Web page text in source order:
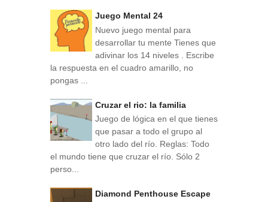
Juego Mental 24
Nuevo juego mental para
desarrollar tu mente Tienes que
adivinar los 14 niveles . Escribe
la respuesta en el cuadro amarillo, no
pongas ...
Cruzar el rio: la familia
Juego de lógica en el que tienes
que pasar a todo el grupo al
otro lado del río. Reglas: Todo
el mundo tiene que cruzar el río. Sólo 2
perso...
Diamond Penthouse Escape